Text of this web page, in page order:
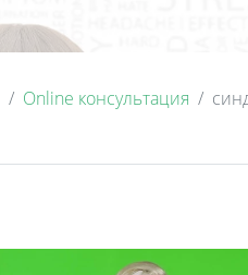
Online консультация